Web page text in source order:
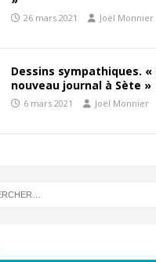
26 mars 2021 Joël Monnier
Dessins sympathiques. «
nouveau journal à Sète »
6 mars 2021 Joël Monnier